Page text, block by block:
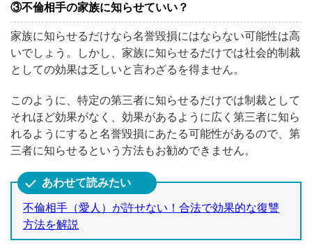
③不倫相手の家族に知らせていい？
家族に知らせるだけなら名誉毀損にはならない可能性は高
いでしょう。しかし、家族に知らせるだけでは社会的制裁
としての効果は乏しいと言わざるを得ません。
このように、特定の第三者に知らせるだけでは制裁として
それほど効果がなく、効果があるように広く第三者に知ら
れるようにすると名誉毀損にあたる可能性があるので、第
三者に知らせるという方法もお勧めできません。
不倫相手（愛人）が許せない！合法で効果的な復讐
方法を解説